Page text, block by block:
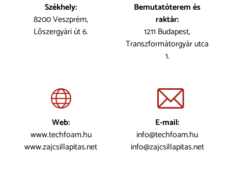
Székhely:
8200 Veszprém,
Lőszergyári út 6.
Bemutatóterem és
raktár:
1211 Budapest,
Transzformátorgyár utca
1.
Web:
www.techfoam.hu
www.zajcsillapitas.net
E-mail:
info@techfoam.hu
info@zajcsillapitas.net